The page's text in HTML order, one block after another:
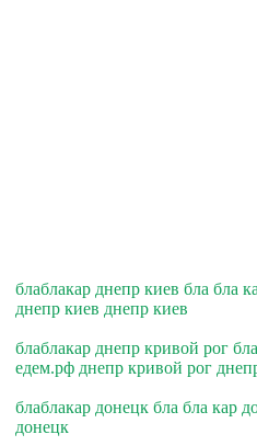
блаблакар днепр киев бла бла
днепр киев днепр киев
блаблакар днепр кривой рог
едем.рф днепр кривой рог
блаблакар донецк бла бла кар
донецк